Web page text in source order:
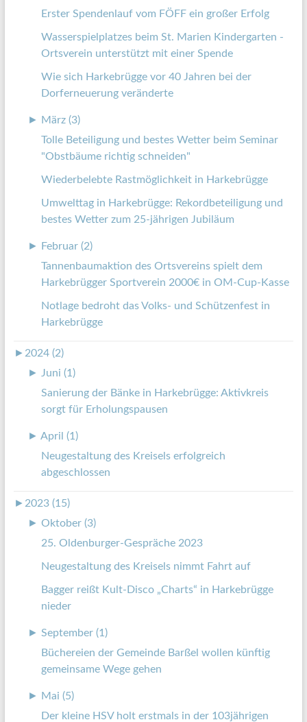
Erster Spendenlauf vom FÖFF ein großer Erfolg
Wasserspielplatzes beim St. Marien Kindergarten -
Ortsverein unterstützt mit einer Spende
Wie sich Harkebrügge vor 40 Jahren bei der
Dorferneuerung veränderte
► März (3)
Tolle Beteiligung und bestes Wetter beim Seminar
"Obstbäume richtig schneiden"
Wiederbelebte Rastmöglichkeit in Harkebrügge
Umwelttag in Harkebrügge: Rekordbeteiligung und
bestes Wetter zum 25-jährigen Jubiläum
► Februar (2)
Tannenbaumaktion des Ortsvereins spielt dem
Harkebrügger Sportverein 2000€ in OM-Cup-Kasse
Notlage bedroht das Volks- und Schützenfest in
Harkebrügge
► 2024 (2)
►
Juni (1)
Sanierung der Bänke in Harkebrügge: Aktivkreis
sorgt für Erholungspausen
► April (1)
Neugestaltung des Kreisels erfolgreich
abgeschlossen
► 2023 (15)
► Oktober (3)
25. Oldenburger-Gespräche 2023
Neugestaltung des Kreisels nimmt Fahrt auf
Bagger reißt Kult-Disco „Charts“ in Harkebrügge
nieder
► September (1)
Büchereien der Gemeinde Barßel wollen künftig
gemeinsame Wege gehen
► Mai (5)
Der kleine HSV holt erstmals in der 103jährigen